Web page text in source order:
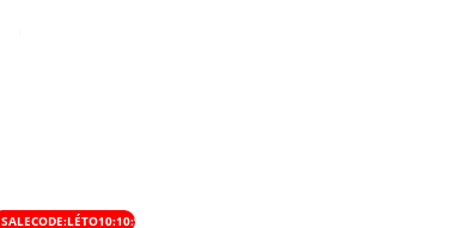
SALECODE:LÉTO10:10:%